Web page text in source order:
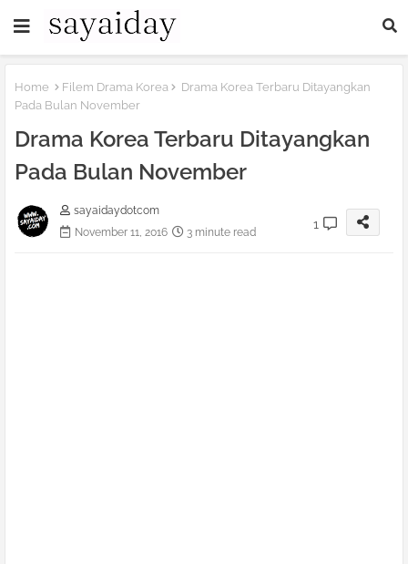
Home Filem Drama Korea
Drama Korea Terbaru Ditayangkan
Pada Bulan November
Drama Korea Terbaru Ditayangkan
Pada Bulan November
sayaidaydotcom
November 11, 2016
3 minute read
1